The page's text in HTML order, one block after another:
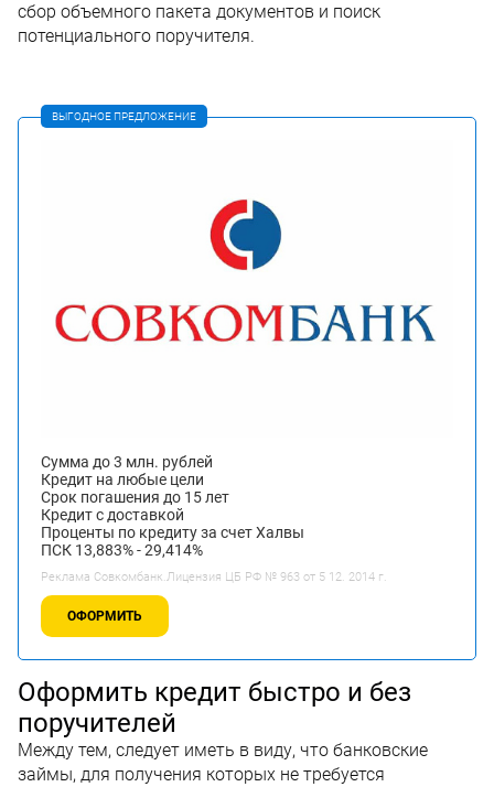
сбор объемного пакета документов и поиск
потенциального поручителя.
ВЫГОДНОЕ ПРЕДЛОЖЕНИЕ
Сумма до 3 млн. рублей
Кредит на любые цели
Срок погашения до 15 лет
Кредит с доставкой
Проценты по кредиту за счет Халвы
ПСК 13,883% - 29,414%
Реклама Совкомбанк.Лицензия ЦБ РФ № 963 от 5 12. 2014 г.
ОФОРМИТЬ
Оформить кредит быстро и без
поручителей
Между тем, следует иметь в виду, что банковские
займы, для получения которых не требуется